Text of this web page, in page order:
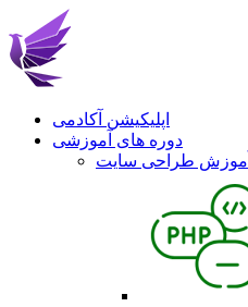
اپلیکیشن آکادمی
دوره های آموزشی
آموزش طراحی سایت